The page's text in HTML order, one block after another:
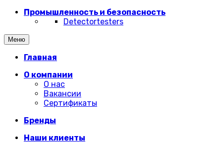
Промышленность и безопасность
Detectortesters
Меню
Главная
О компании
О нас
Вакансии
Сертификаты
Бренды
Наши клиенты